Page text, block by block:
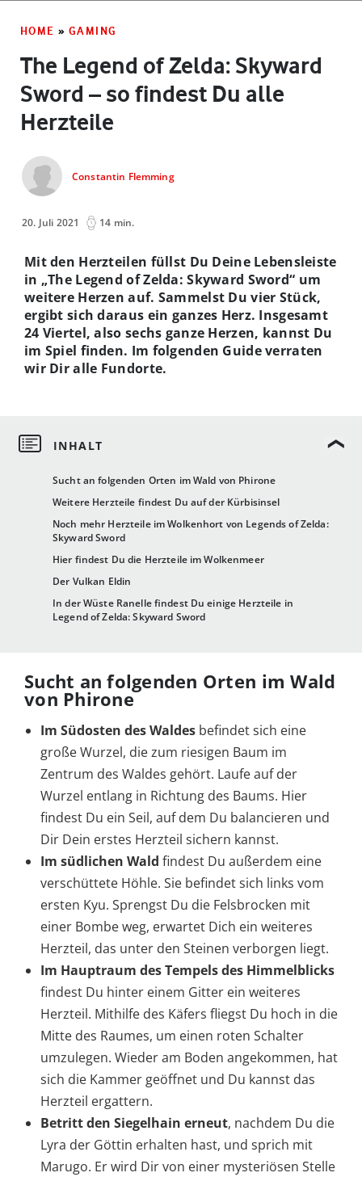
HOME » GAMING
The Legend of Zelda: Skyward
Sword – so findest Du alle
Herzteile
Constantin Flemming
20. Juli 2021 14 min.
Sucht an folgenden Orten im Wald von Phirone
Weitere Herzteile findest Du auf der Kürbisinsel
Noch mehr Herzteile im Wolkenhort von Legends of Zelda:
Skyward Sword
Hier findest Du die Herzteile im Wolkenmeer
Der Vulkan Eldin
In der Wüste Ranelle findest Du einige Herzteile in
Legend of Zelda: Skyward Sword
Mit den Herzteilen füllst Du Deine Lebensleiste
in „The Legend of Zelda: Skyward Sword“ um
weitere Herzen auf. Sammelst Du vier Stück,
ergibt sich daraus ein ganzes Herz. Insgesamt
24 Viertel, also sechs ganze Herzen, kannst Du
im Spiel finden. Im folgenden Guide verraten
wir Dir alle Fundorte.
Sucht an folgenden Orten im Wald
von Phirone
Im Südosten des Waldes befindet sich eine
große Wurzel, die zum riesigen Baum im
Zentrum des Waldes gehört. Laufe auf der
Wurzel entlang in Richtung des Baums. Hier
findest Du ein Seil, auf dem Du balancieren und
Dir Dein erstes Herzteil sichern kannst.
Im südlichen Wald findest Du außerdem eine
verschüttete Höhle. Sie befindet sich links vom
ersten Kyu. Sprengst Du die Felsbrocken mit
einer Bombe weg, erwartet Dich ein weiteres
Herzteil, das unter den Steinen verborgen liegt.
Im Hauptraum des Tempels des Himmelblicks
findest Du hinter einem Gitter ein weiteres
Herzteil. Mithilfe des Käfers fliegst Du hoch in die
Mitte des Raumes, um einen roten Schalter
umzulegen. Wieder am Boden angekommen, hat
sich die Kammer geöffnet und Du kannst das
Herzteil ergattern.
Betritt den Siegelhain erneut, nachdem Du die
Lyra der Göttin erhalten hast, und sprich mit
Marugo. Er wird Dir von einer mysteriösen Stelle